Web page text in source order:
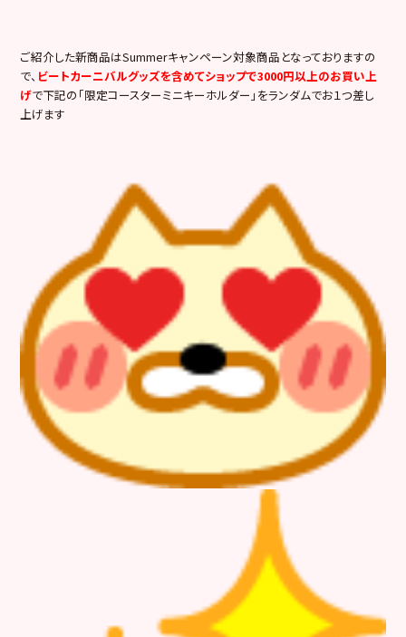
ご紹介した新商品はSummerキャンペーン対象商品となっておりますの
で、 ビートカーニバルグッズを含めてショップで3000円以上のお買い上
げで下記の「限定コースターミニキーホルダー」をランダムでお１つ差し
上げます